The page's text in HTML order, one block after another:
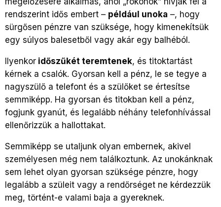
rendszerint idős embert – például unoka –, hogy
sürgősen pénzre van szüksége, hogy kimenekítsük
egy súlyos balesetből vagy akár egy balhéból.
Ilyenkor időszűkét teremtenek, és titoktartást
kérnek a csalók. Gyorsan kell a pénz, le se tegye a
nagyszülő a telefont és a szülőket se értesítse
semmiképp. Ha gyorsan és titokban kell a pénz,
fogjunk gyanút, és legalább néhány telefonhívással
ellenőrizzük a hallottakat.
Semmiképp se utaljunk olyan embernek, akivel
személyesen még nem találkoztunk. Az unokánknak
sem lehet olyan gyorsan szüksége pénzre, hogy
legalább a szüleit vagy a rendőrséget ne kérdezzük
meg, történt-e valami baja a gyereknek.